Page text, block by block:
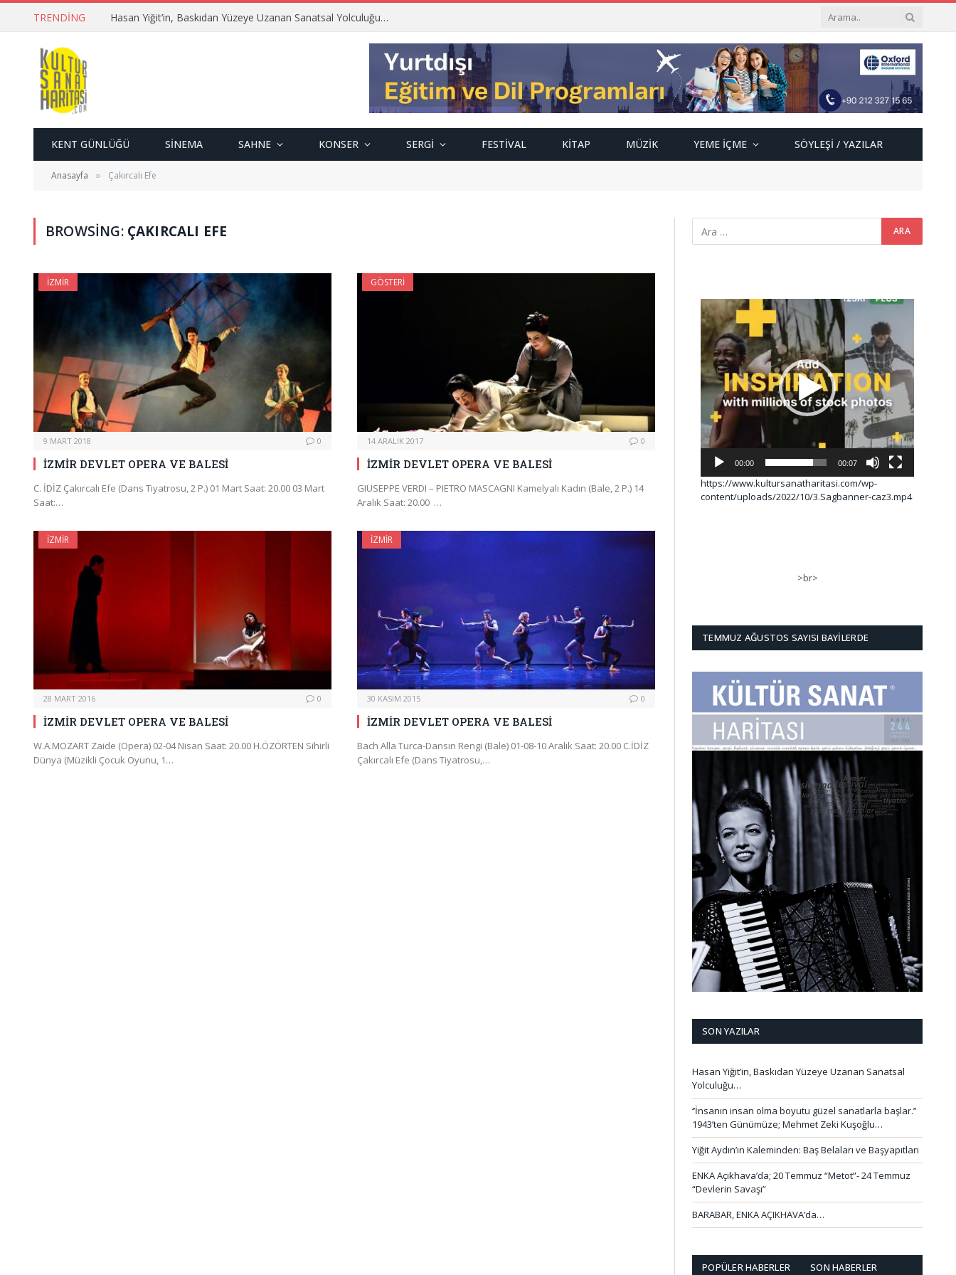
TRENDING Hasan Yiğit’in, Baskıdan Yüzeye Uzanan Sanatsal Yolculuğu…
KENT GÜNLÜĞÜ SINEMA SAHNE KONSER SERGI FESTIVAL KITAP MÜZIK YEME İÇME SÖYLEŞI / YAZILAR
Anasayfa » Çakırcalı Efe
BROWSING: ÇAKIRCALI EFE
İZMIR
9 MART 2018 0
İZMİR DEVLET OPERA VE BALESİ
C. İDİZ Çakırcalı Efe (Dans Tiyatrosu, 2 P.) 01 Mart Saat: 20.00 03 Mart
Saat:…
GÖSTERI
14 ARALIK 2017 0
İZMİR DEVLET OPERA VE BALESİ
GIUSEPPE VERDI – PIETRO MASCAGNI Kamelyalı Kadın (Bale, 2 P.) 14
Aralık Saat: 20.00 …
İZMIR
28 MART 2016 0
İZMİR DEVLET OPERA VE BALESİ
W.A.MOZART Zaide (Opera) 02-04 Nisan Saat: 20.00 H.ÖZÖRTEN Sihirli
Dünya (Müzikli Çocuk Oyunu, 1…
İZMIR
30 KASIM 2015 0
İZMİR DEVLET OPERA VE BALESİ
Bach Alla Turca-Dansın Rengi (Bale) 01-08-10 Aralık Saat: 20.00 C.İDİZ
Çakırcalı Efe (Dans Tiyatrosu,…
Video
oynatıcı
00:00 00:07
https://www.kultursanatharitasi.com/wp-
content/uploads/2022/10/3.Sagbanner-caz3.mp4
>br>
TEMMUZ AĞUSTOS SAYISI BAYILERDE
SON YAZILAR
Hasan Yiğit’in, Baskıdan Yüzeye Uzanan Sanatsal
Yolculuğu…
‘’İnsanın insan olma boyutu güzel sanatlarla başlar.’’
1943’ten Günümüze; Mehmet Zeki Kuşoğlu…
Yiğit Aydın’ın Kaleminden: Baş Belaları ve Başyapıtları
ENKA Açıkhava’da; 20 Temmuz “Metot”- 24 Temmuz
“Devlerin Savaşı”
BARABAR, ENKA AÇIKHAVA’da…
POPÜLER HABERLER SON HABERLER